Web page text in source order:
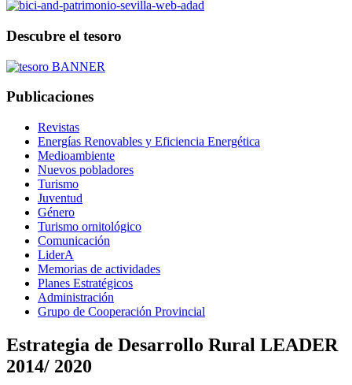
Descubre el tesoro
Publicaciones
Revistas
Energías Renovables y Eficiencia Energética
Medioambiente
Nuevos pobladores
Turismo
Juventud
Género
Turismo ornitológico
Comunicación
LiderA
Memorias de actividades
Planes Estratégicos
Administración
Grupo de Cooperación Provincial
Estrategia de Desarrollo Rural LEADER
2014/ 2020